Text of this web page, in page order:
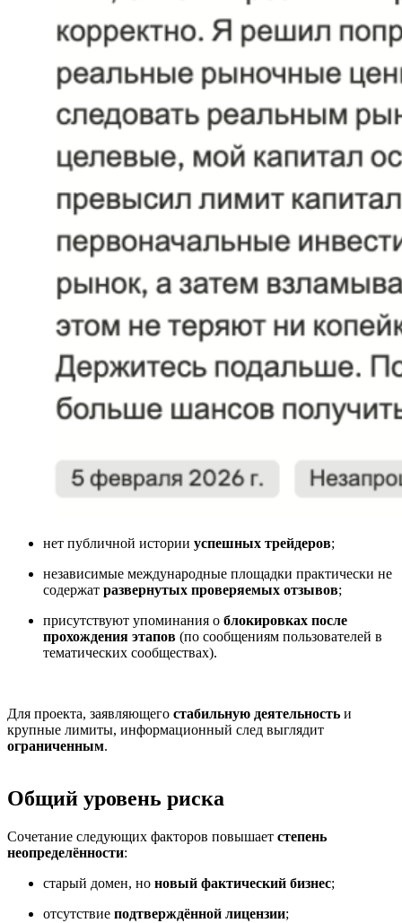
нет публичной истории успешных трейдеров;
независимые международные площадки практически не
содержат развернутых проверяемых отзывов;
присутствуют упоминания о блокировках после
прохождения этапов (по сообщениям пользователей в
тематических сообществах).
Для проекта, заявляющего стабильную деятельность и
крупные лимиты, информационный след выглядит
ограниченным.
Общий уровень риска
Сочетание следующих факторов повышает степень
неопределённости:
старый домен, но новый фактический бизнес;
отсутствие подтверждённой лицензии;